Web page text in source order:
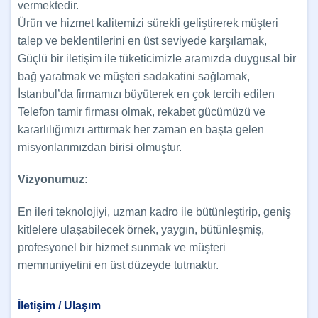
vermektedir.
Ürün ve hizmet kalitemizi sürekli geliştirerek müşteri
talep ve beklentilerini en üst seviyede karşılamak,
Güçlü bir iletişim ile tüketicimizle aramızda duygusal bir
bağ yaratmak ve müşteri sadakatini sağlamak,
İstanbul’da firmamızı büyüterek en çok tercih edilen
Telefon tamir firması olmak, rekabet gücümüzü ve
kararlılığımızı arttırmak her zaman en başta gelen
misyonlarımızdan birisi olmuştur.
Vizyonumuz:
En ileri teknolojiyi, uzman kadro ile bütünleştirip, geniş
kitlelere ulaşabilecek örnek, yaygın, bütünleşmiş,
profesyonel bir hizmet sunmak ve müşteri
memnuniyetini en üst düzeyde tutmaktır.
İletişim / Ulaşım